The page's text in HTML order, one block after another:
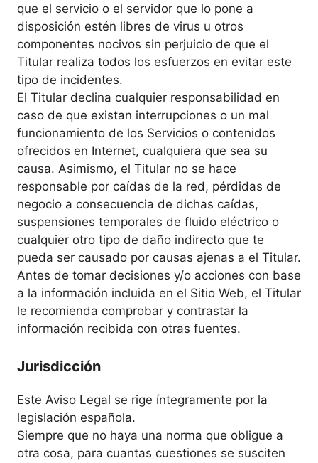
que el servicio o el servidor que lo pone a
disposición estén libres de virus u otros
componentes nocivos sin perjuicio de que el
Titular realiza todos los esfuerzos en evitar este
tipo de incidentes.
El Titular declina cualquier responsabilidad en
caso de que existan interrupciones o un mal
funcionamiento de los Servicios o contenidos
ofrecidos en Internet, cualquiera que sea su
causa. Asimismo, el Titular no se hace
responsable por caídas de la red, pérdidas de
negocio a consecuencia de dichas caídas,
suspensiones temporales de fluido eléctrico o
cualquier otro tipo de daño indirecto que te
pueda ser causado por causas ajenas a el Titular.
Antes de tomar decisiones y/o acciones con base
a la información incluida en el Sitio Web, el Titular
le recomienda comprobar y contrastar la
información recibida con otras fuentes.
Jurisdicción
Este Aviso Legal se rige íntegramente por la
legislación española.
Siempre que no haya una norma que obligue a
otra cosa, para cuantas cuestiones se susciten